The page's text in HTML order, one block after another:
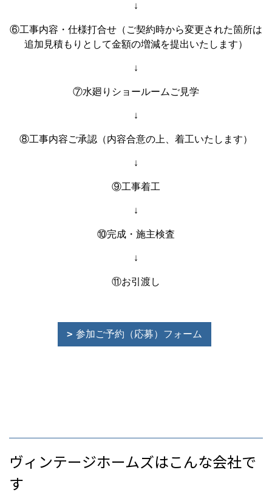
↓
⑥工事内容・仕様打合せ（ご契約時から変更された箇所は
追加見積もりとして金額の増減を提出いたします）
↓
⑦水廻りショールームご見学
↓
⑧工事内容ご承認（内容合意の上、着工いたします）
↓
⑨工事着工
↓
⑩完成・施主検査
↓
⑪お引渡し
参加ご予約（応募）フォーム
ヴィンテージホームズはこんな会社で
す